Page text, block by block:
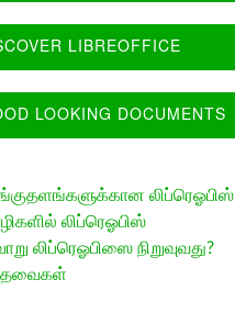
LIBREOFFICE
LOOKING DOCUMENTS
லிப்ரெஓபிஸ்
லிப்ரெஓபிஸ்
லிப்ரெஓபிஸை நிறுவுவது?